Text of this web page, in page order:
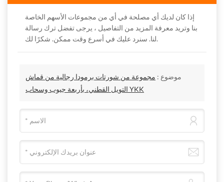
إذا كان لديك أي مصلحة في أي من مجموعات الأسهم الخاصة
بنا وتريد معرفة المزيد من التفاصيل ، يرجى تفضل ترك رسالة
لنا. سنرد عليك في أسرع وقت ممكن. شكرًا لك.
موضوع : مجموعة من شورتات برمودا رجالية من قماش
التويل القطني، بأربعة جيوب وسحاب YKK